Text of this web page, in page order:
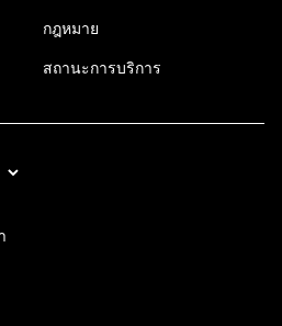
กฎหมาย
สถานะการบริการ